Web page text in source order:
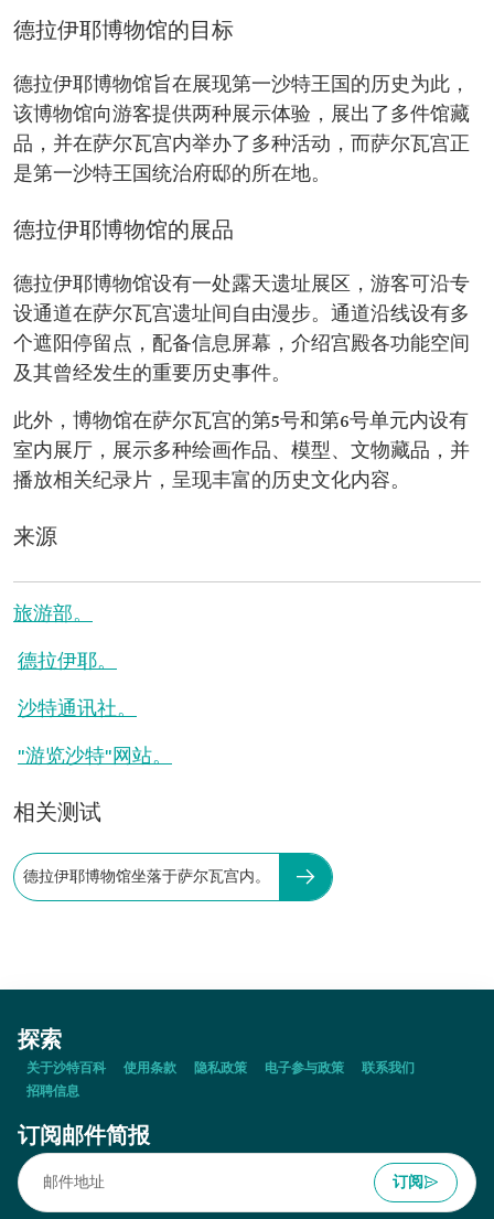
德拉伊耶博物馆的目标
德拉伊耶博物馆旨在展现第一沙特王国的历史为此，
该博物馆向游客提供两种展示体验，展出了多件馆藏
品，并在萨尔瓦宫内举办了多种活动，而萨尔瓦宫正
是第一沙特王国统治府邸的所在地。
德拉伊耶博物馆的展品
德拉伊耶博物馆设有一处露天遗址展区，游客可沿专
设通道在萨尔瓦宫遗址间自由漫步。通道沿线设有多
个遮阳停留点，配备信息屏幕，介绍宫殿各功能空间
及其曾经发生的重要历史事件。
此外，博物馆在萨尔瓦宫的第5号和第6号单元内设有
室内展厅，展示多种绘画作品、模型、文物藏品，并
播放相关纪录片，呈现丰富的历史文化内容。
来源
旅游部。
德拉伊耶。
沙特通讯社。
"游览沙特"网站。
相关测试
德拉伊耶博物馆坐落于萨尔瓦宫内。
探索
关于沙特百科 使用条款 隐私政策 电子参与政策
联系我们
招聘信息
订阅邮件简报
订阅